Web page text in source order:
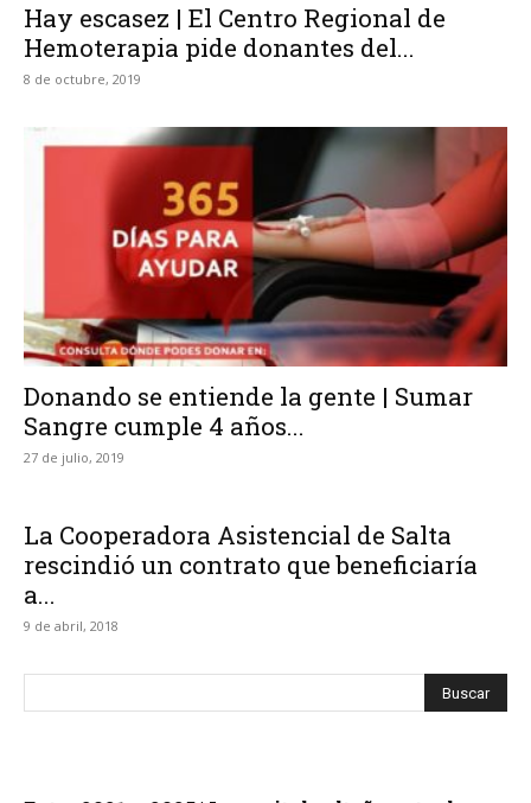
Hay escasez | El Centro Regional de
Hemoterapia pide donantes del...
8 de octubre, 2019
Donando se entiende la gente | Sumar
Sangre cumple 4 años...
27 de julio, 2019
La Cooperadora Asistencial de Salta
rescindió un contrato que beneficiaría
a...
9 de abril, 2018